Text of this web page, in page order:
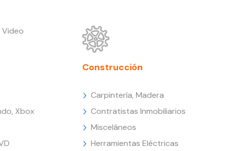
Xbox
Construcción
Carpintería, Madera
Contratistas Inmobiliarios
Misceláneos
Herramientas Eléctricas